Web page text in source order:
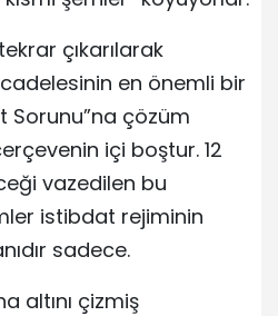
çıkarılarak
en önemli bir
Sorunu”na çözüm
içi boştur. 12
vazedilen bu
istibdat rejiminin
sadece.
altını çizmiş